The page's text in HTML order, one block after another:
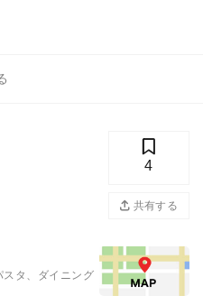
4
共有する
スタ、ダイニング